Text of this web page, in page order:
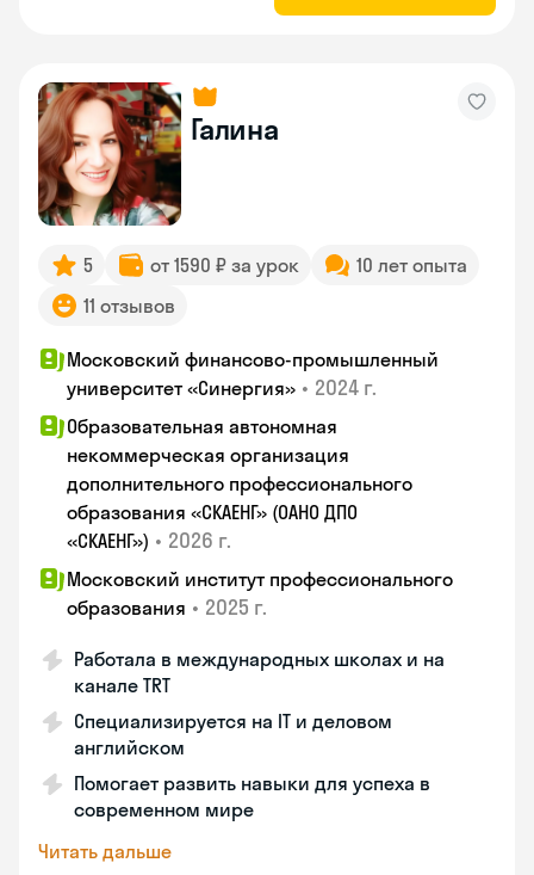
Галина
5 от 1590 ₽ за урок
10 лет опыта
11 отзывов
Московский финансово-промышленный
университет «Синергия» • 2024 г.
Образовательная автономная
некоммерческая организация
дополнительного профессионального
образования «СКАЕНГ» (ОАНО ДПО
«СКАЕНГ») • 2026 г.
Московский институт профессионального
образования • 2025 г.
Работала в международных школах и на
канале TRT
Специализируется на IT и деловом
английском
Помогает развить навыки для успеха в
современном мире
Читать дальше